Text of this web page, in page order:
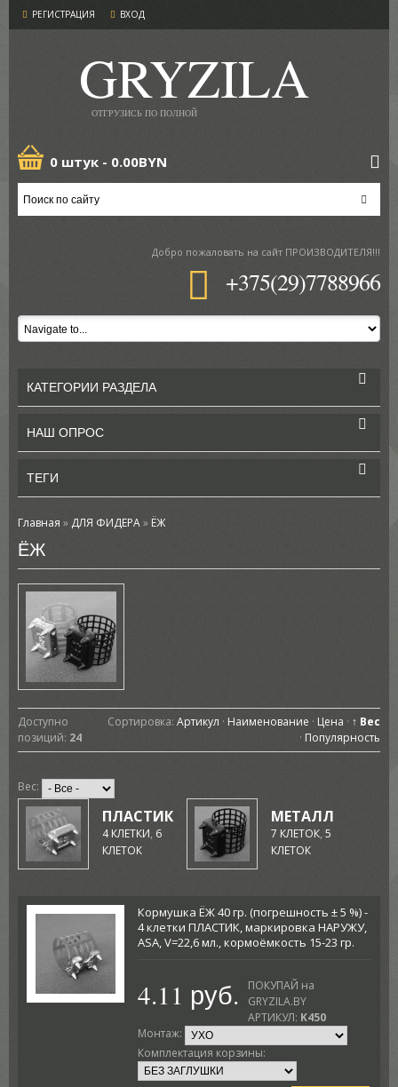
РЕГИСТРАЦИЯ ВХОД
GRYZILA
ОТГРУЗИСЬ ПО ПОЛНОЙ
0 штук - 0.00BYN
Добро пожаловать на сайт ПРОИЗВОДИТЕЛЯ!!!
+375(29)7788966
КАТЕГОРИИ РАЗДЕЛА
НАШ ОПРОС
ТЕГИ
Главная » ДЛЯ ФИДЕРА » ЁЖ
ЁЖ
Доступно
позиций: 24
Сортировка: Артикул · Наименование · Цена · ↑ Вес
· Популярность
Вес:
ПЛАСТИК
4 КЛЕТКИ, 6
КЛЕТОК
МЕТАЛЛ
7 КЛЕТОК, 5
КЛЕТОК
Кормушка ЁЖ 40 гр. (погрешность ± 5 %) -
4 клетки ПЛАСТИК, маркировка НАРУЖУ,
ASA, V=22,6 мл., кормоёмкость 15-23 гр.
4.11 руб.
ПОКУПАЙ на
GRYZILA.BY
АРТИКУЛ: K450
Монтаж:
Комплектация корзины: